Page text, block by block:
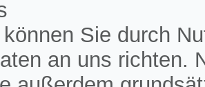
Sie durch
an uns richten.